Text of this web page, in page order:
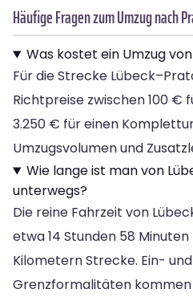
Häufige Fragen zum Umzug nach
Was kostet ein Umzug
Für die Strecke
Richtpreise zwischen 100 €
3.250 € für einen
Umzugsvolumen und
Wie lange ist man von
unterwegs?
Die reine Fahrzeit von
etwa 14 Stunden 58 Minuten
Kilometern Strecke. Ein-
Grenzformalitäten kommen